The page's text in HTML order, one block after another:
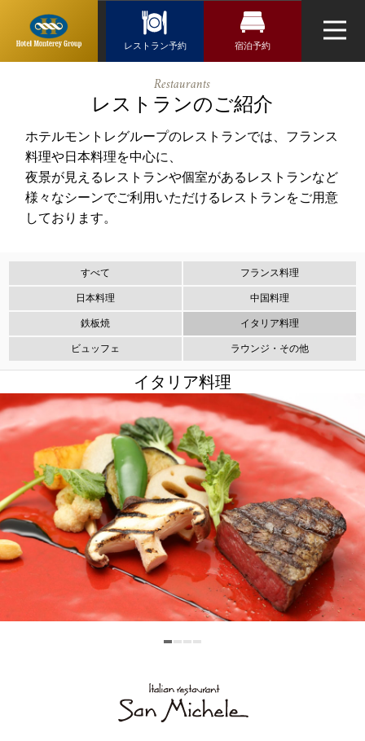
宿泊予約
レストラン予約
Restaurants
レストランのご紹介
ホテルモントレグループのレストランでは、フランス
料理や日本料理を中心に、
夜景が見えるレストランや個室があるレストランなど
様々なシーンでご利用いただけるレストランをご用意
しております。
すべて フランス料理
日本料理 中国料理
鉄板焼 イタリア料理
ビュッフェ ラウンジ・その他
イタリア料理
トップページ
最新情報
レストラン
スパ
ウエディング
お問い合せ
オンラインショップ
ユー
チュ
ーブ
イン
スタ
グラ
ム
ファ
イス
ブッ
ク
クラブモントレ
求人情報
宿泊検索
航空券＋宿泊検索
新幹線・JR＋宿泊検索
ホテル選択
チェックアウト
人数
1人 1室
チェックイン日がお決まりでない方
宿泊予約確認・キャンセル
Reservation
レストラン予約
関東
近畿
九州・沖縄